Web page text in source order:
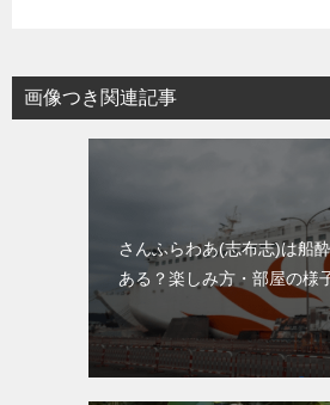
画像つき関連記事
さんふらわあ(志布志)は船
ある？楽しみ方・部屋の様